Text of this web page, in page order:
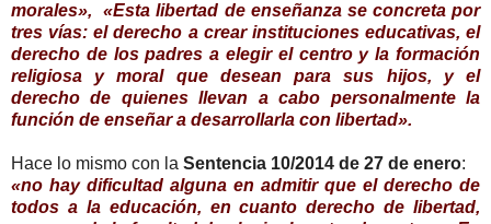
morales», «Esta libertad de enseñanza se concreta por
tres vías: el derecho a crear instituciones educativas, el
derecho de los padres a elegir el centro y la formación
religiosa y moral que desean para sus hijos, y el
derecho de quienes llevan a cabo personalmente la
función de enseñar a desarrollarla con libertad».
Hace lo mismo con la Sentencia 10/2014 de 27 de enero:
«no hay dificultad alguna en admitir que el derecho de
todos a la educación, en cuanto derecho de libertad,